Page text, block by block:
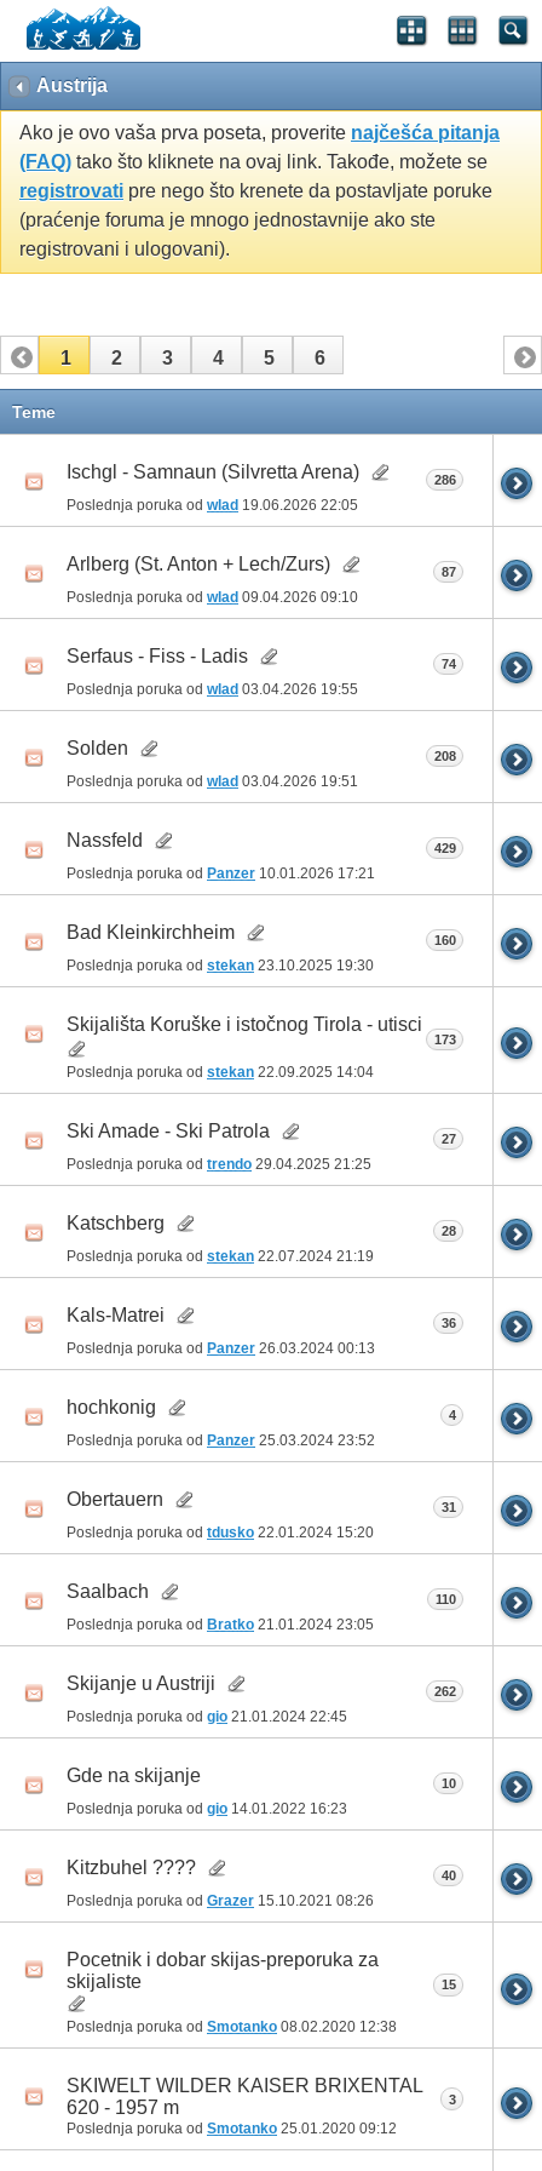
Austrija
Ako je ovo vaša prva poseta, proverite najčešća pitanja
(FAQ) tako što kliknete na ovaj link. Takođe, možete se
registrovati pre nego što krenete da postavljate poruke
(praćenje foruma je mnogo jednostavnije ako ste
registrovani i ulogovani).
1 2 3 4 5 6
Teme
Ischgl - Samnaun (Silvretta Arena)
Poslednja poruka od wlad 19.06.2026 22:05
286
Arlberg (St. Anton + Lech/Zurs)
Poslednja poruka od wlad 09.04.2026 09:10
87
Serfaus - Fiss - Ladis
Poslednja poruka od wlad 03.04.2026 19:55
74
Solden
Poslednja poruka od wlad 03.04.2026 19:51
208
Nassfeld
Poslednja poruka od Panzer 10.01.2026 17:21
429
Bad Kleinkirchheim
Poslednja poruka od stekan 23.10.2025 19:30
160
Skijališta Koruške i istočnog Tirola - utisci
Poslednja poruka od stekan 22.09.2025 14:04
173
Ski Amade - Ski Patrola
Poslednja poruka od trendo 29.04.2025 21:25
27
Katschberg
Poslednja poruka od stekan 22.07.2024 21:19
28
Kals-Matrei
Poslednja poruka od Panzer 26.03.2024 00:13
36
hochkonig
Poslednja poruka od Panzer 25.03.2024 23:52
4
Obertauern
Poslednja poruka od tdusko 22.01.2024 15:20
31
Saalbach
Poslednja poruka od Bratko 21.01.2024 23:05
110
Skijanje u Austriji
Poslednja poruka od gio 21.01.2024 22:45
262
Gde na skijanje
Poslednja poruka od gio 14.01.2022 16:23
10
Kitzbuhel ????
Poslednja poruka od Grazer 15.10.2021 08:26
40
Pocetnik i dobar skijas-preporuka za
skijaliste
Poslednja poruka od Smotanko 08.02.2020 12:38
15
SKIWELT WILDER KAISER BRIXENTAL
620 - 1957 m
Poslednja poruka od Smotanko 25.01.2020 09:12
3